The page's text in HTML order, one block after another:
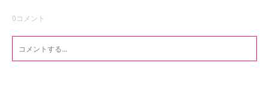
0コメント